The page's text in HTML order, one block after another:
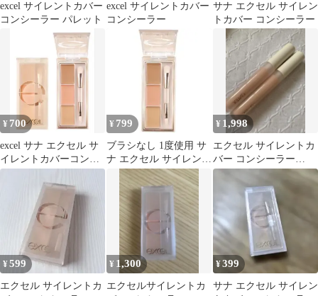
excel サイレントカバー
コンシーラー パレット
excel サイレントカバー
コンシーラー
サナ エクセル サイレン
トカバー コンシーラー
¥ 700
excel サナ エクセル サ
イレントカバーコンシ
ーラー
¥ 799
ブラシなし 1度使用 サ
ナ エクセル サイレント
カバー コンシーラー
¥ 1,998
エクセル サイレントカ
バー コンシーラー
ER03 2本セット
¥599
エクセル サイレントカ
¥ 1,300
エクセルサイレントカ
¥399
サナ エクセル サイレン